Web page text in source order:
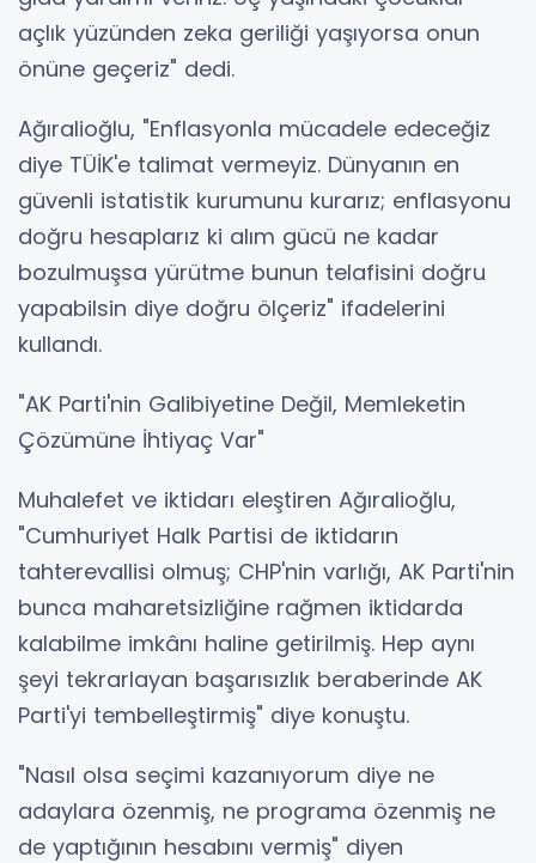
açlık yüzünden zeka geriliği yaşıyorsa onun
önüne geçeriz" dedi.
Ağıralioğlu, "Enflasyonla mücadele edeceğiz
diye TÜİK'e talimat vermeyiz. Dünyanın en
güvenli istatistik kurumunu kurarız; enflasyonu
doğru hesaplarız ki alım gücü ne kadar
bozulmuşsa yürütme bunun telafisini doğru
yapabilsin diye doğru ölçeriz" ifadelerini
kullandı.
"AK Parti'nin Galibiyetine Değil, Memleketin
Çözümüne İhtiyaç Var"
Muhalefet ve iktidarı eleştiren Ağıralioğlu,
"Cumhuriyet Halk Partisi de iktidarın
tahterevallisi olmuş; CHP'nin varlığı, AK Parti'nin
bunca maharetsizliğine rağmen iktidarda
kalabilme imkânı haline getirilmiş. Hep aynı
şeyi tekrarlayan başarısızlık beraberinde AK
Parti'yi tembelleştirmiş" diye konuştu.
"Nasıl olsa seçimi kazanıyorum diye ne
adaylara özenmiş, ne programa özenmiş ne
de yaptığının hesabını vermiş" diyen